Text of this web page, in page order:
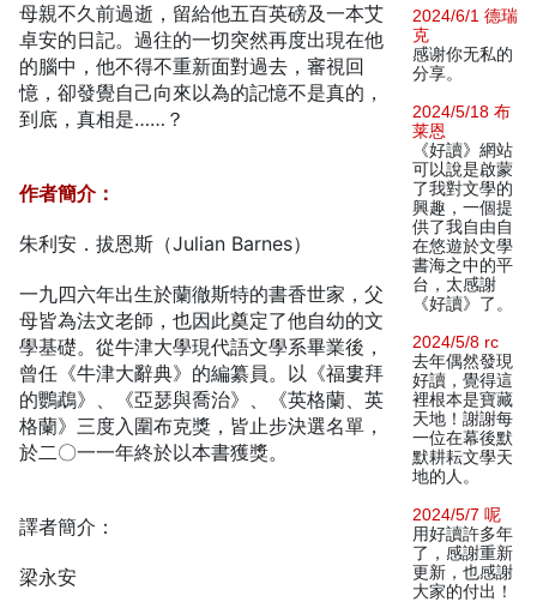
母親不久前過逝，留給他五百英磅及一本艾
卓安的日記。過往的一切突然再度出現在他
的腦中，他不得不重新面對過去，審視回
憶，卻發覺自己向來以為的記憶不是真的，
到底，真相是……？
作者簡介：
朱利安．拔恩斯（Julian Barnes）
一九四六年出生於蘭徹斯特的書香世家，父
母皆為法文老師，也因此奠定了他自幼的文
學基礎。從牛津大學現代語文學系畢業後，
曾任《牛津大辭典》的編纂員。以《福婁拜
的鸚鵡》、《亞瑟與喬治》、《英格蘭、英
格蘭》三度入圍布克獎，皆止步決選名單，
於二〇一一年終於以本書獲獎。
譯者簡介：
梁永安
2024/6/1 德瑞
克
感谢你无私的
分享。
2024/5/18 布
莱恩
《好讀》網站
可以說是啟蒙
了我對文學的
興趣，一個提
供了我自由自
在悠遊於文學
書海之中的平
台，太感謝
《好讀》了。
2024/5/8 rc
去年偶然發現
好讀，覺得這
裡根本是寶藏
天地！謝謝每
一位在幕後默
默耕耘文學天
地的人。
2024/5/7 呢
用好讀許多年
了，感謝重新
更新，也感謝
大家的付出！